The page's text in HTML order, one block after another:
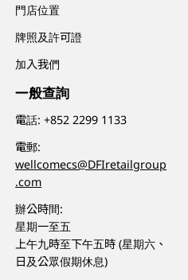
門店位置
牌照及許可證
加入我們
一般查詢
電話:+852 2299 1133
電郵:
wellcomecs@DFIretailgroup
.com
辦公時間:
星期一至五
上午九時至下午五時 (星期六、
日及公眾假期休息)